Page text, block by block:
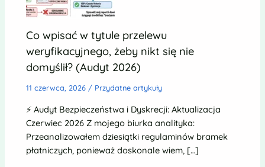
Co wpisać w tytule przelewu
weryfikacyjnego, żeby nikt się nie
domyślił? (Audyt 2026)
11 czerwca, 2026 / Przydatne artykuły
⚡ Audyt Bezpieczeństwa i Dyskrecji: Aktualizacja
Czerwiec 2026 Z mojego biurka analityka:
Przeanalizowałem dziesiątki regulaminów bramek
płatniczych, ponieważ doskonale wiem, […]